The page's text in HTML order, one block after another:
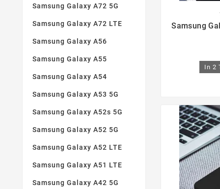
Samsung Galaxy A72 5G
Samsung Galaxy A72 LTE
Samsung Galaxy A56
Samsung Galaxy A55
Samsung Galaxy A54
Samsung Galaxy A53 5G
Samsung Galaxy A52s 5G
Samsung Galaxy A52 5G
Samsung Galaxy A52 LTE
Samsung Galaxy A51 LTE
Samsung Galaxy A42 5G
Samsung
In 2